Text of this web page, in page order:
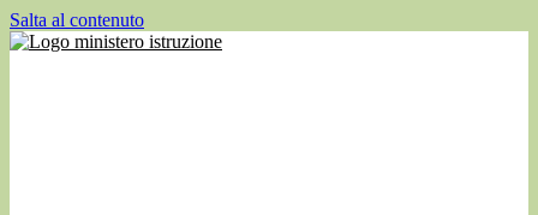
Salta al contenuto